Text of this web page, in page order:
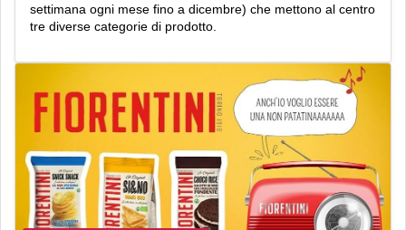
settimana ogni mese fino a dicembre) che mettono al centro
tre diverse categorie di prodotto.